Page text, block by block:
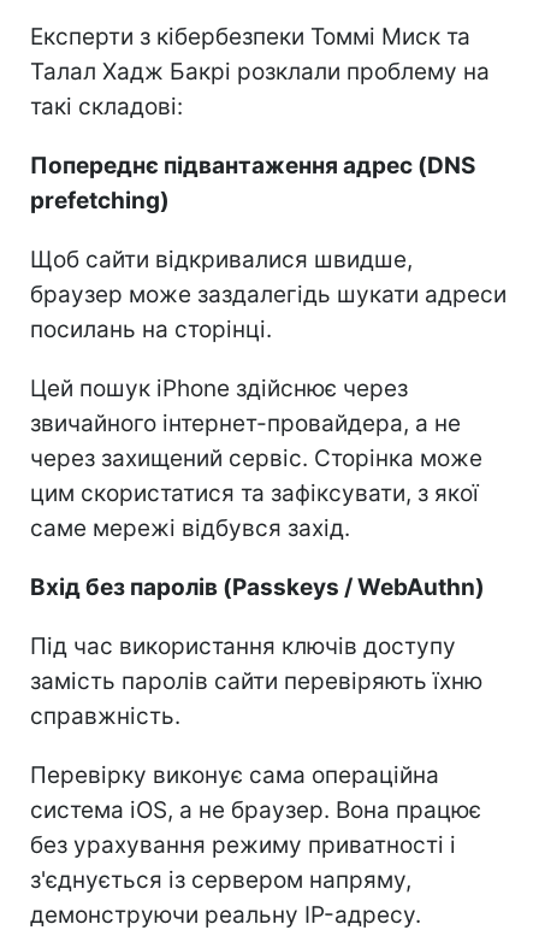
Експерти з кібербезпеки Томмі Миск та
Талал Хадж Бакрі розклали проблему на
такі складові:
Попереднє підвантаження адрес (DNS
prefetching)
Щоб сайти відкривалися швидше,
браузер може заздалегідь шукати адреси
посилань на сторінці.
Цей пошук iPhone здійснює через
звичайного інтернет-провайдера, а не
через захищений сервіс. Сторінка може
цим скористатися та зафіксувати, з якої
саме мережі відбувся захід.
Вхід без паролів (Passkeys / WebAuthn)
Під час використання ключів доступу
замість паролів сайти перевіряють їхню
справжність.
Перевірку виконує сама операційна
система iOS, а не браузер. Вона працює
без урахування режиму приватності і
з'єднується із сервером напряму,
демонструючи реальну IP-адресу.